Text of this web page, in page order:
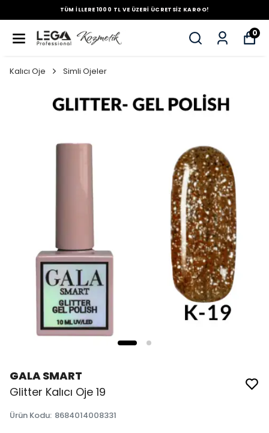
TÜM İLLERE 1000 TL VE ÜZERİ ÜCRETSİZ KARGO!
0
Kalıcı Oje Simli Ojeler
GALA SMART
Glitter Kalıcı Oje 19
Ürün Kodu: 8684014008331